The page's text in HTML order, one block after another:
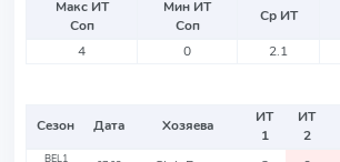
Макс ИТ
Соп
Мин ИТ
Соп
Ср ИТ
4
0 2.1
Сезон Дата Хозяева
ИТ
1
ИТ
2
BEL1